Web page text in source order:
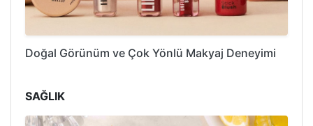
Doğal Görünüm ve Çok Yönlü Makyaj Deneyimi
SAĞLIK